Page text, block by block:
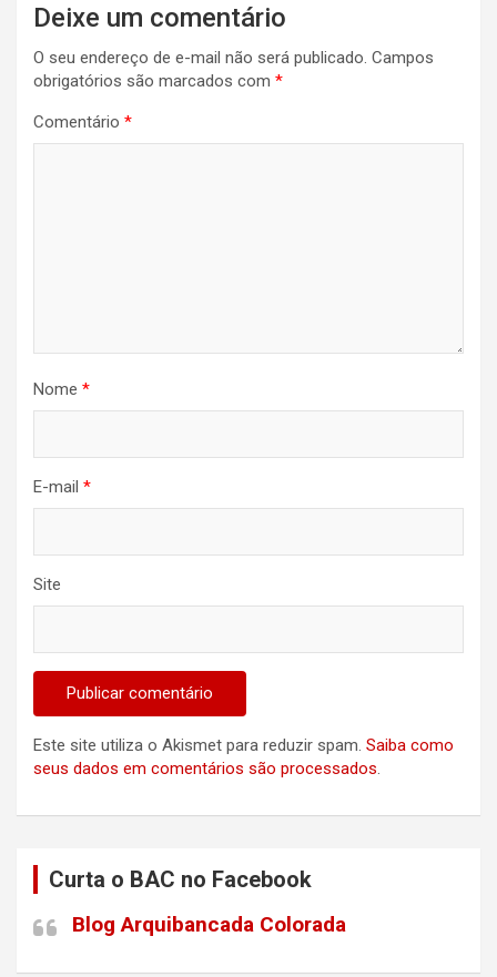
Deixe um comentário
O seu endereço de e-mail não será publicado. Campos
obrigatórios são marcados com *
Comentário *
Nome *
E-mail *
Site
Este site utiliza o Akismet para reduzir spam. Saiba como
seus dados em comentários são processados.
Curta o BAC no Facebook
Blog Arquibancada Colorada